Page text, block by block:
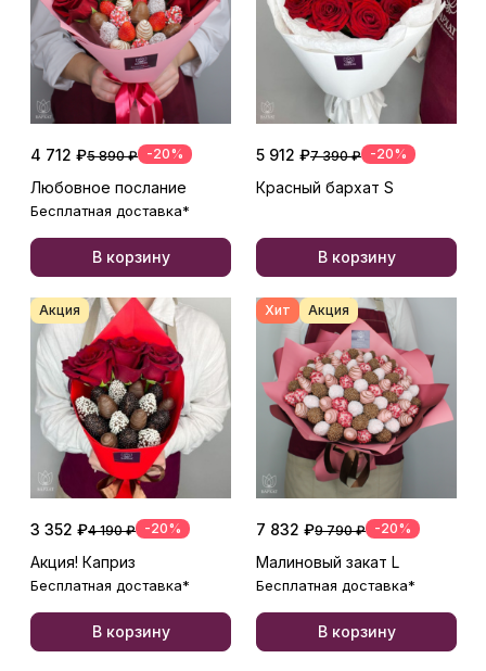
4 712 ₽5 890 ₽ -20%
Любовное послание
Бесплатная доставка*
В корзину
5 912 ₽7 390 ₽ -20%
Красный бархат S
В корзину
Акция
3 352 ₽4 190 ₽ -20%
Акция! Каприз
Бесплатная доставка*
В корзину
Хит Акция
7 832 ₽9 790 ₽ -20%
Малиновый закат L
Бесплатная доставка*
В корзину